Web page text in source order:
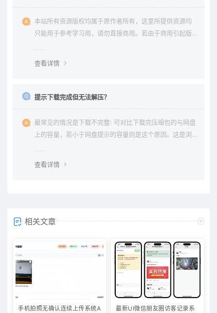
本站所有资源版权均属于原作者所有，这里所提供资源均
只能用于参考学习用，请勿直接商用。若由于商用引起版
查看详情
提示下载完成但无法解压？
最常见的情况是下载不完整: 可对比下载完压缩包的与网盘
上的容量，若小于网盘提示的容量则是这个原因。这是浏
查看详情
相关文章
手机拍照无确认连续上传系统A
最新UI微信朋友圈访客记录系